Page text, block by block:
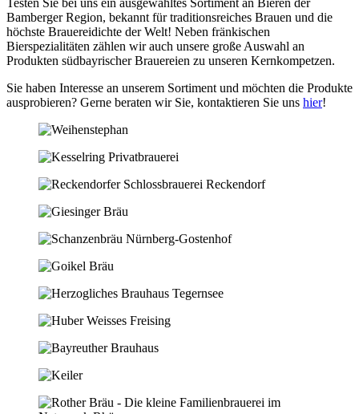
Testen Sie bei uns ein ausgewähltes Sortiment an Bieren der
Bamberger Region, bekannt für traditionsreiches Brauen und die
höchste Brauereidichte der Welt! Neben fränkischen
Bierspezialitäten zählen wir auch unsere große Auswahl an
Produkten südbayrischer Brauereien zu unseren Kernkompetzen.
Sie haben Interesse an unserem Sortiment und möchten die Produkte
ausprobieren? Gerne beraten wir Sie, kontaktieren Sie uns hier!